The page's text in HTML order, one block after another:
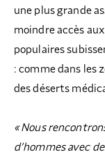
une plus grande
moindre accès
populaires
: comme dans les
des déserts
« Nous
d’hommes avec